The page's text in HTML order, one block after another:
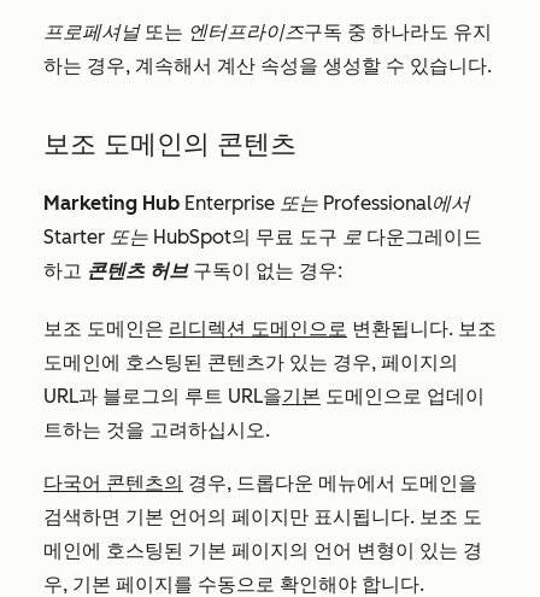
프로페셔널또는 엔터프라이즈구독 중 하나라도 유지
하는 경우, 계속해서 계산 속성을 생성할 수 있습니다.
보조 도메인의 콘텐츠
Marketing Hub Enterprise 또는 Professional에서
Starter 또는 HubSpot의 무료 도구 로 다운그레이드
하고 콘텐츠 허브구독이 없는 경우:
보조 도메인은 리디렉션 도메인으로 변환됩니다. 보조
도메인에 호스팅된 콘텐츠가 있는 경우, 페이지의
URL과 블로그의 루트 URL을기본 도메인으로 업데이
트하는 것을 고려하십시오.
다국어 콘텐츠의 경우, 드롭다운 메뉴에서 도메인을
검색하면 기본 언어의 페이지만 표시됩니다. 보조 도
메인에 호스팅된 기본 페이지의 언어 변형이 있는 경
우, 기본 페이지를 수동으로 확인해야 합니다.